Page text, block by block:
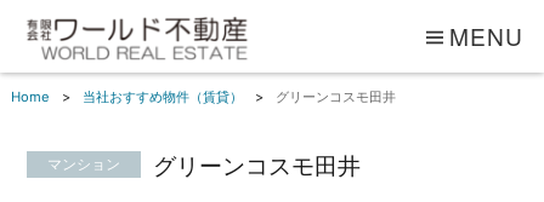
MENU
Home 当社おすすめ物件（賃貸） グリーンコスモ田井
マンション グリーンコスモ田井